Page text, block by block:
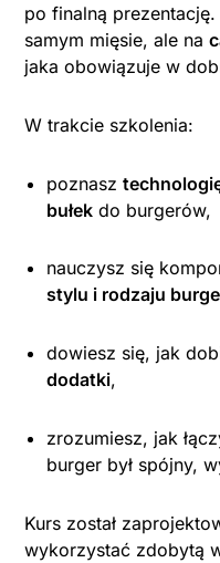
po finalną
samym mięsie, ale na
jaka obowiązuje w
W trakcie szkolenia:
poznasz
bułek do burgerów,
nauczysz się
stylu i rodzaju
dowiesz się, jak
dodatki,
zrozumiesz, jak
burger był spójny,
Kurs został
wykorzystać zdobytą